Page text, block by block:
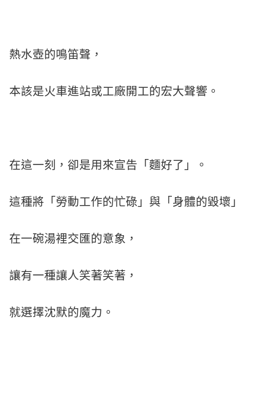
熱水壺的鳴笛聲，
本該是火車進站或工廠開工的宏大聲響。
在這一刻，卻是用來宣告「麵好了」。
這種將「勞動工作的忙碌」與「身體的毀壞」
在一碗湯裡交匯的意象，
讓有一種讓人笑著笑著，
就選擇沈默的魔力。